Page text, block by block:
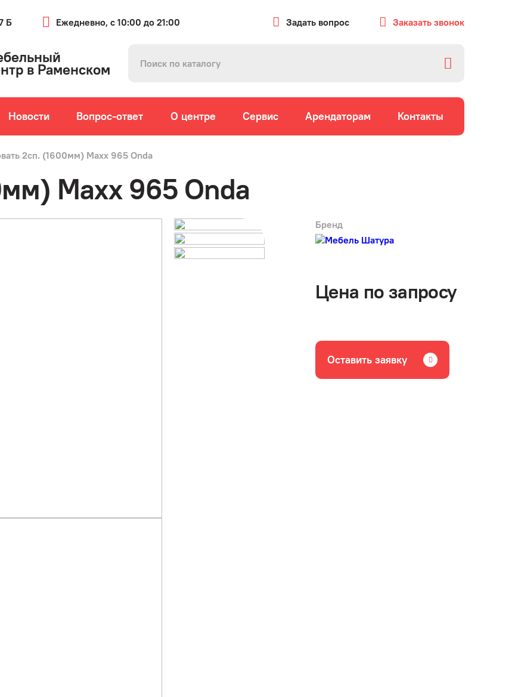
Б Ежедневно, с 10:00 до 21:00 Задать вопрос Заказать звонок
в Раменском
Новости Вопрос-ответ О центре Сервис Арендаторам Контакты
2сп. (1600мм) Maxx 965 Onda
Maxx 965 Onda
Бренд
Цена по запросу
Оставить заявку